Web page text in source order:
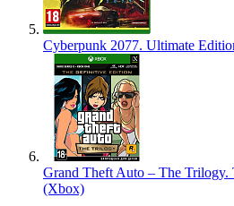
Cyberpunk 2077. Ultimate
Grand Theft Auto – The
(Xbox)